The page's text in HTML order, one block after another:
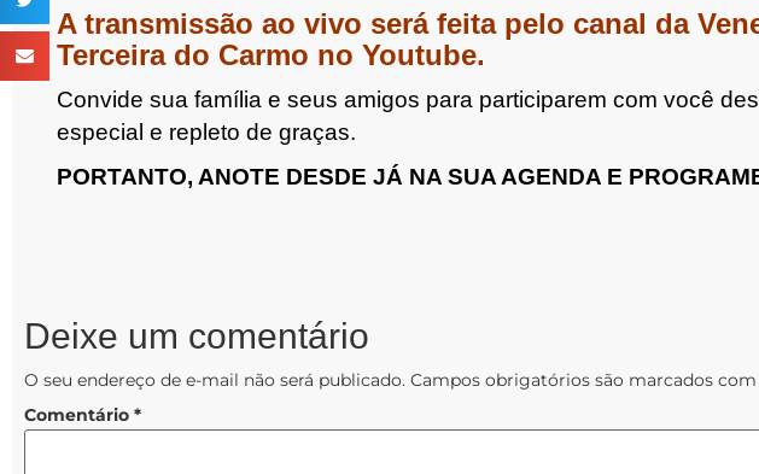
A transmissão ao vivo será feita pelo canal da
Terceira do Carmo no Youtube.
Convide sua família e seus amigos para participarem com você
especial e repleto de graças.
PORTANTO, ANOTE DESDE JÁ NA SUA AGENDA E
Deixe um comentário
O seu endereço de e-mail não será publicado. Campos obrigatórios são marcados com
Comentário *